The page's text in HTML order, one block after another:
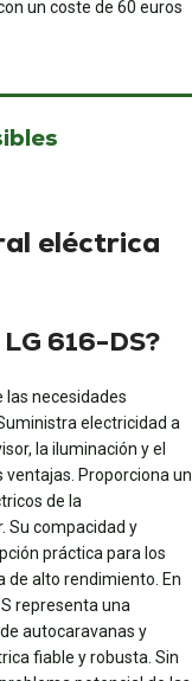
un coste de 60 euros
eléctrica
616-DS?
las necesidades
electricidad a
la iluminación y el
Proporciona un
de la
Su compacidad y
práctica para los
de alto rendimiento. En
representa una
autocaravanas y
fiable y robusta. Sin